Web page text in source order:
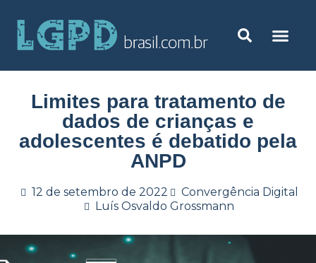
Limites para tratamento de
dados de crianças e
adolescentes é debatido pela
ANPD
12 de setembro de 2022
Convergência Digital
Luís Osvaldo Grossmann